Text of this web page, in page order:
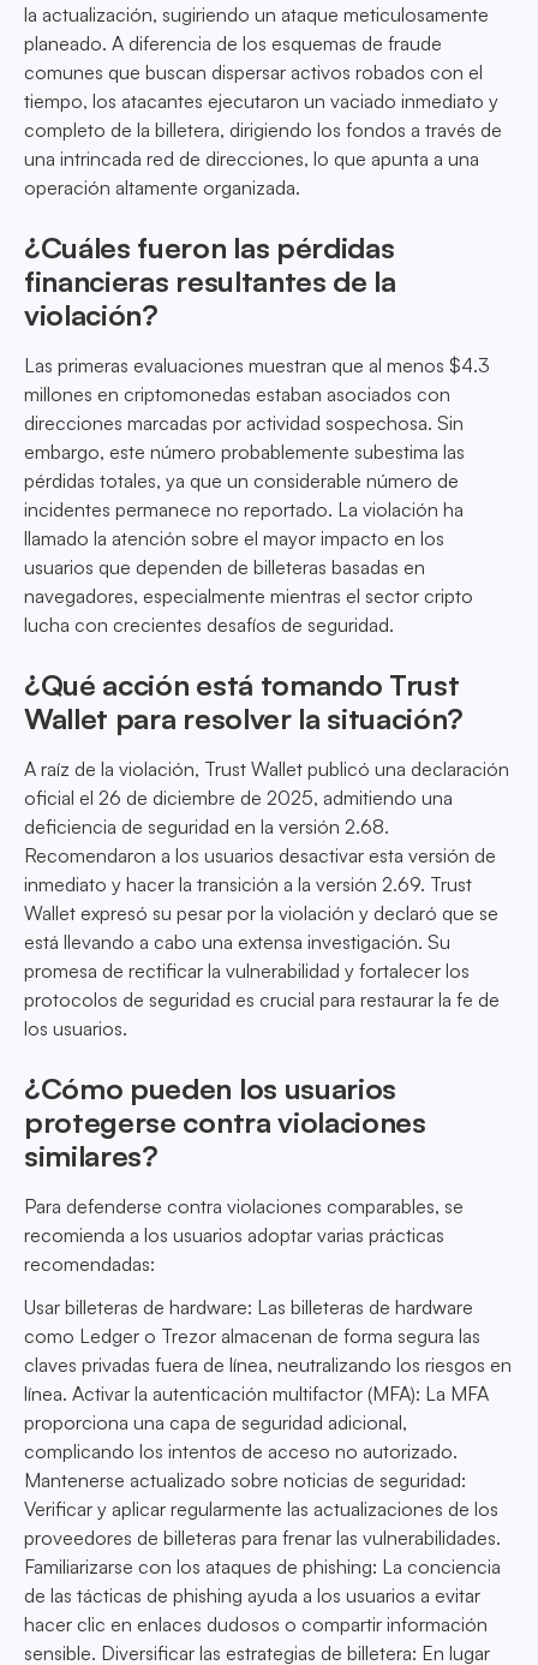
la actualización, sugiriendo un ataque meticulosamente
planeado. A diferencia de los esquemas de fraude
comunes que buscan dispersar activos robados con el
tiempo, los atacantes ejecutaron un vaciado inmediato y
completo de la billetera, dirigiendo los fondos a través de
una intrincada red de direcciones, lo que apunta a una
operación altamente organizada.
¿Cuáles fueron las pérdidas
financieras resultantes de la
violación?
Las primeras evaluaciones muestran que al menos $4.3
millones en criptomonedas estaban asociados con
direcciones marcadas por actividad sospechosa. Sin
embargo, este número probablemente subestima las
pérdidas totales, ya que un considerable número de
incidentes permanece no reportado. La violación ha
llamado la atención sobre el mayor impacto en los
usuarios que dependen de billeteras basadas en
navegadores, especialmente mientras el sector cripto
lucha con crecientes desafíos de seguridad.
¿Qué acción está tomando Trust
Wallet para resolver la situación?
A raíz de la violación, Trust Wallet publicó una declaración
oficial el 26 de diciembre de 2025, admitiendo una
deficiencia de seguridad en la versión 2.68.
Recomendaron a los usuarios desactivar esta versión de
inmediato y hacer la transición a la versión 2.69. Trust
Wallet expresó su pesar por la violación y declaró que se
está llevando a cabo una extensa investigación. Su
promesa de rectificar la vulnerabilidad y fortalecer los
protocolos de seguridad es crucial para restaurar la fe de
los usuarios.
¿Cómo pueden los usuarios
protegerse contra violaciones
similares?
Para defenderse contra violaciones comparables, se
recomienda a los usuarios adoptar varias prácticas
recomendadas:
Usar billeteras de hardware: Las billeteras de hardware
como Ledger o Trezor almacenan de forma segura las
claves privadas fuera de línea, neutralizando los riesgos en
línea. Activar la autenticación multifactor (MFA): La MFA
proporciona una capa de seguridad adicional,
complicando los intentos de acceso no autorizado.
Mantenerse actualizado sobre noticias de seguridad:
Verificar y aplicar regularmente las actualizaciones de los
proveedores de billeteras para frenar las vulnerabilidades.
Familiarizarse con los ataques de phishing: La conciencia
de las tácticas de phishing ayuda a los usuarios a evitar
hacer clic en enlaces dudosos o compartir información
sensible. Diversificar las estrategias de billetera: En lugar